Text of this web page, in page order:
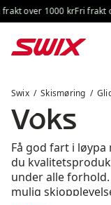
Hopp til innhold
over 1000 kr Fri frakt
Swix Skismøring
Voks
Få god fart i
du
under alle
mulig